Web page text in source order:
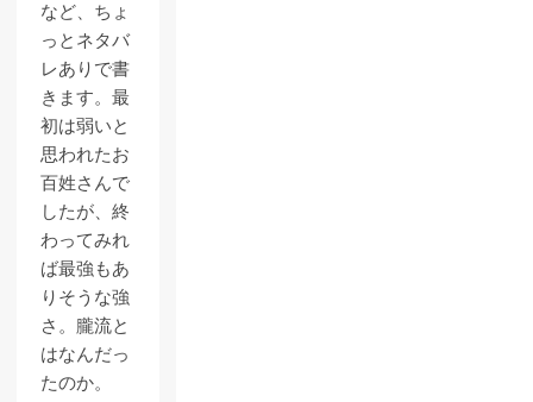
など、ちょ
っとネタバ
レありで書
きます。最
初は弱いと
思われたお
百姓さんで
したが、終
わってみれ
ば最強もあ
りそうな強
さ。朧流と
はなんだっ
たのか。